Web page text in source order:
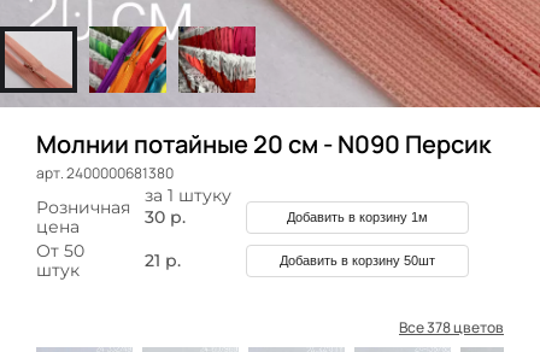
Молнии потайные 20 см - N090 Персик
арт. 2400000681380
за 1 штуку
Розничная
цена
30 р. Добавить в корзину 1м
От 50
штук
21 р. Добавить в корзину 50шт
Все 378 цветов